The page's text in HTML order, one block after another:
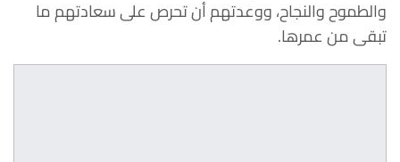
والطموح والنجاح، ووعدتهم أن تحرص على سعادتهم ما
تبقى من عمرها.